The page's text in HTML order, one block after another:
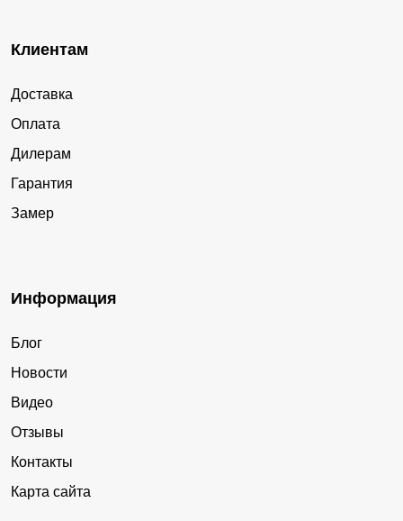
Клиентам
Доставка
Оплата
Дилерам
Гарантия
Замер
Информация
Блог
Новости
Видео
Отзывы
Контакты
Карта сайта